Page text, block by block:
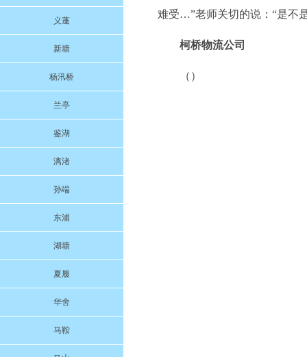
义蓬
新塘
杨汛桥
兰亭
鉴湖
漓渚
孙端
东浦
湖塘
夏履
华舍
马鞍
难受…”老师关切的说：“是不
柯桥物流公司
（）